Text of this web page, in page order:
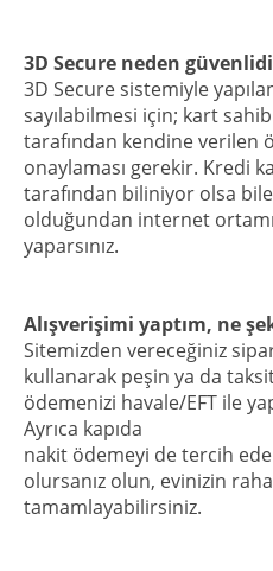
3D Secure neden
3D Secure sistemiyle
sayılabilmesi için; kart
tarafından kendine verilen
onaylaması gerekir. Kredi
tarafından biliniyor olsa
olduğundan internet
yaparsınız.
Alışverişimi yaptım, ne
Sitemizden vereceğiniz
kullanarak peşin ya da
ödemenizi havale/EFT ile
Ayrıca kapıda
nakit ödemeyi de tercih
olursanız olun, evinizin
tamamlayabilirsiniz.